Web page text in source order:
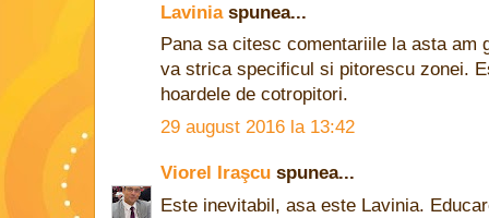
Laviniaspunea...
Pana sa citesc comentariile la asta am
va strica specificul si pitorescu zonei.
hoardele de cotropitori.
29 august 2016 la 13:42
Viorel Iraşcu spunea...
Este inevitabil, asa este Lavinia.